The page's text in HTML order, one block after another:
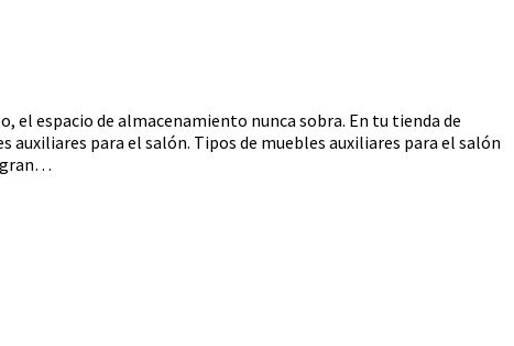
el espacio de almacenamiento nunca sobra. En tu tienda de
para el salón. Tipos de muebles auxiliares para el salón
gran…